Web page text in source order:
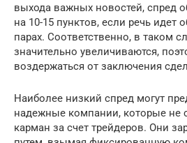
выхода важных новостей, спред
на 10-15 пунктов, если речь
парах. Соответственно, в таком
значительно увеличиваются,
воздержаться от заключения
Наиболее низкий спред могут
надежные компании, которые не
карман за счет трейдеров. Они